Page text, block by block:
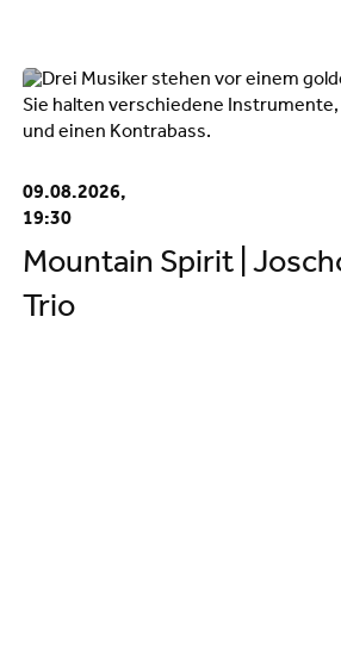
09.08.2026,
19:30
Mountain Spirit |
Trio